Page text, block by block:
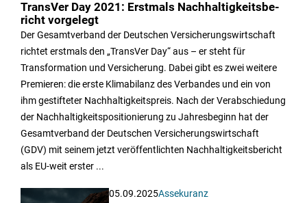
Trans­Ver Day 2021: Erst­mals Nach­hal­tig­keits­be­
richt vor­ge­legt
Der Gesamtverband der Deutschen Versicherungswirtschaft
richtet erstmals den „TransVer Day“ aus – er steht für
Transformation und Versicherung. Dabei gibt es zwei weitere
Premieren: die erste Klimabilanz des Verbandes und ein von
ihm gestifteter Nachhaltigkeitspreis. Nach der Verabschiedung
der Nachhaltigkeitspositionierung zu Jahresbeginn hat der
Gesamtverband der Deutschen Versicherungswirtschaft
(GDV) mit seinem jetzt veröffentlichten Nachhaltigkeitsbericht
als EU-weit erster ...
05.09.2025Assekuranz